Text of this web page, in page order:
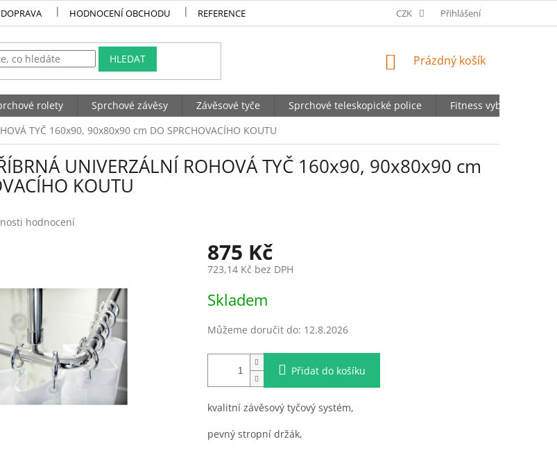
DOPRAVA HODNOCENÍ OBCHODU REFERENCE PODMÍNKY OCHRANY OSOBNÍCH
CZK Přihlášení
HLEDAT
NÁKUPNÍ
Prázdný košík
rolety Sprchové závěsy Závěsové tyče Sprchové teleskopické police Fitness vybavení
TYČ 160x90, 90x80x90 cm DO SPRCHOVACÍHO KOUTU
UNIVERZÁLNÍ ROHOVÁ TYČ 160x90, 90x80x90 cm
KOUTU
hodnocení
875 Kč
723,14 Kč bez DPH
cena:
Skladem
Můžeme doručit do: 12.8.2026
Přidat do košíku
kvalitní závěsový tyčový systém,
pevný stropní držák,